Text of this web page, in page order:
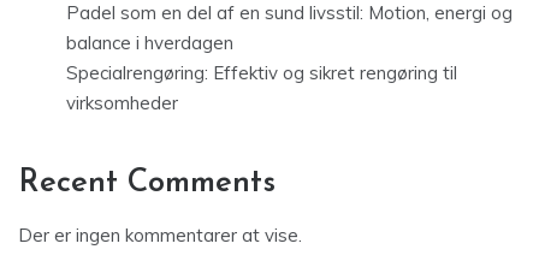
Padel som en del af en sund livsstil: Motion, energi og
balance i hverdagen
Specialrengøring: Effektiv og sikret rengøring til
virksomheder
Recent Comments
Der er ingen kommentarer at vise.